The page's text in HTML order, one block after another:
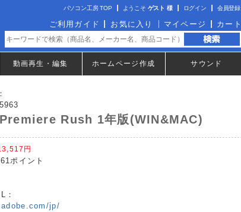
パソコン工房 TOP ようこそ ゲスト 様 ログイン 会員登録
ご利用ガイド お気に入り マイページ カート
動画再生・編集 ホームページ作成 サウンド
Rush 1年版(WIN&MAC)
円
61ポイント
：
jp/